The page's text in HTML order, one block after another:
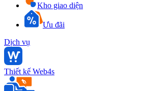
Kho giao diện
Ưu đãi
Dịch vụ
Thiết kế Web4s